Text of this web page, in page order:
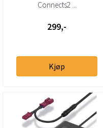
BMW, Mini (2009–>)
Connects2 ...
299,-
Kjøp